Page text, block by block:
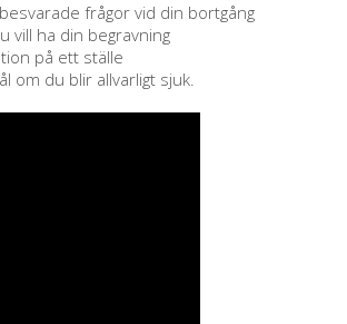
frågor vid din bortgång
vill ha din begravning
på ett ställe
om du blir allvarligt sjuk.